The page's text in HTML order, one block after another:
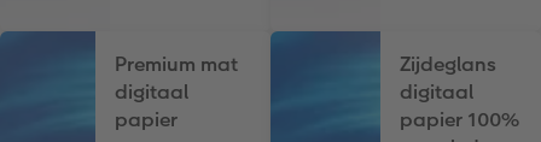
Premium mat
digitaal
papier
Zijdeglans
digitaal
papier 100%